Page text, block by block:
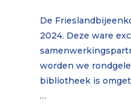
De
2024. Deze ware
worden we
bibliotheek is
…